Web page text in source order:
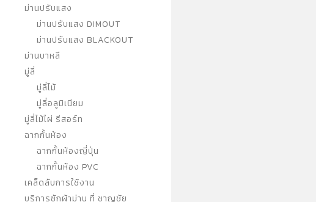
ม่านปรับแสง
ม่านปรับแสง DIMOUT
ม่านปรับแสง BLACKOUT
ม่านบาหลี
มู่ลี่
มู่ลี่ไม้
มู่ลี่อลูมิเนียม
มู่ลี่ไม้ไผ่ รีสอร์ท
ฉากกั้นห้อง
ฉากกั้นห้องญี่ปุ่น
ฉากกั้นห้อง PVC
เคล็ดลับการใช้งาน
บริการซักผ้าม่าน ที่ ชาญชัย